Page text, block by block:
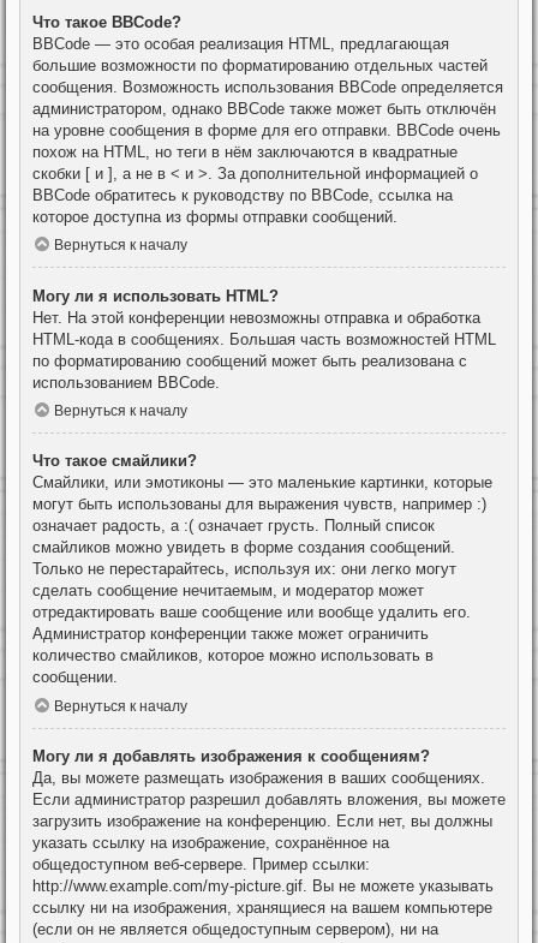
Что такое BBCode?
BBCode — это особая реализация HTML, предлагающая
большие возможности по форматированию отдельных частей
сообщения. Возможность использования BBCode определяется
администратором, однако BBCode также может быть отключён
на уровне сообщения в форме для его отправки. BBCode очень
похож на HTML, но теги в нём заключаются в квадратные
скобки [ и ], а не в < и >. За дополнительной информацией о
BBCode обратитесь к руководству по BBCode, ссылка на
которое доступна из формы отправки сообщений.
Вернуться к началу
Могу ли я использовать HTML?
Нет. На этой конференции невозможны отправка и обработка
HTML-кода в сообщениях. Большая часть возможностей HTML
по форматированию сообщений может быть реализована с
использованием BBCode.
Вернуться к началу
Что такое смайлики?
Смайлики, или эмотиконы — это маленькие картинки, которые
могут быть использованы для выражения чувств, например :)
означает радость, а :( означает грусть. Полный список
смайликов можно увидеть в форме создания сообщений.
Только не перестарайтесь, используя их: они легко могут
сделать сообщение нечитаемым, и модератор может
отредактировать ваше сообщение или вообще удалить его.
Администратор конференции также может ограничить
количество смайликов, которое можно использовать в
сообщении.
Вернуться к началу
Могу ли я добавлять изображения к сообщениям?
Да, вы можете размещать изображения в ваших сообщениях.
Если администратор разрешил добавлять вложения, вы можете
загрузить изображение на конференцию. Если нет, вы должны
указать ссылку на изображение, сохранённое на
общедоступном веб-сервере. Пример ссылки:
http://www.example.com/my-picture.gif. Вы не можете указывать
ссылку ни на изображения, хранящиеся на вашем компьютере
(если он не является общедоступным сервером), ни на